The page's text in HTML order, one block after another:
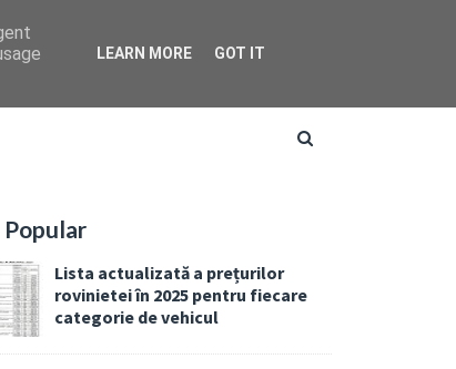
Lista actualizată a prețurilor
rovinietei în 2025 pentru fiecare
categorie de vehicul
LEARN MORE GOT IT